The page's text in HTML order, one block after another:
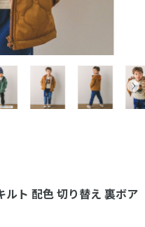
ルト 配色 切り替え 裏ボア